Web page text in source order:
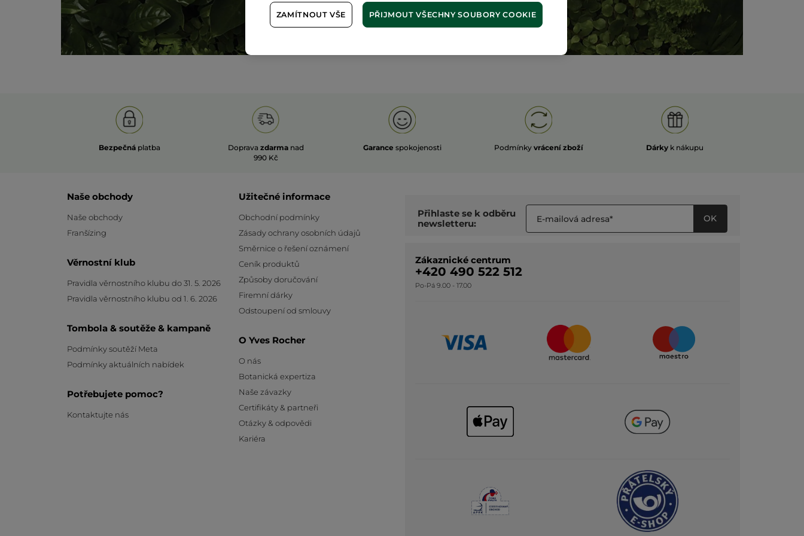
Bezpečná platba Doprava zdarma nad
990 Kč
Garance spokojenosti Podmínky vrácení zboží Dárky k nákupu
Naše obchody
Naše obchody
Franšízing
Věrnostní klub
Pravidla věrnostního klubu do 31. 5. 2026
Pravidla věrnostního klubu od 1. 6. 2026
Tombola & soutěže & kampaně
Podmínky soutěží Meta
Podmínky aktuálních nabídek
Potřebujete pomoc?
Kontaktujte nás
Užitečné informace
Obchodní podmínky
Zásady ochrany osobních údajů
Směrnice o řešení oznámení
Ceník produktů
Způsoby doručování
Firemní dárky
Odstoupení od smlouvy
O Yves Rocher
O nás
Botanická expertiza
Naše závazky
Certifikáty & partneři
Otázky & odpovědi
Kariéra
Přihlaste se k odběru
newsletteru:
OK
Zákaznické centrum
+420 490 522 512
Po-Pá 9.00 - 17.00
ZAMÍTNOUT VŠE PŘIJMOUT VŠECHNY SOUBORY COOKIE